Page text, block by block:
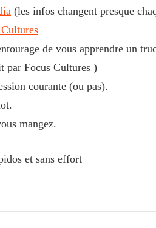
(les infos changent presque
de vous apprendre un
par Focus Cultures )
courante (ou pas).
mangez.
et sans effort